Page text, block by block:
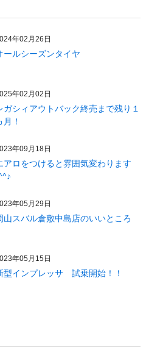
年02月26日
ールシーズンタイヤ
年02月02日
ガシィアウトバック終売まで残り１
月！
年09月18日
アロをつけると雰囲気変わります
年05月29日
山スバル倉敷中島店のいいところ
年05月15日
型インプレッサ 試乗開始！！